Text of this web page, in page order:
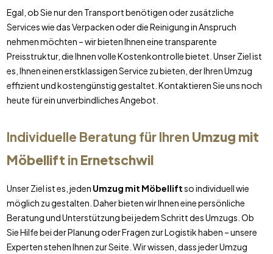
Egal, ob Sie nur den Transport benötigen oder zusätzliche
Services wie das Verpacken oder die Reinigung in Anspruch
nehmen möchten – wir bieten Ihnen eine transparente
Preisstruktur, die Ihnen volle Kostenkontrolle bietet. Unser Ziel ist
es, Ihnen einen erstklassigen Service zu bieten, der Ihren Umzug
effizient und kostengünstig gestaltet. Kontaktieren Sie uns noch
heute für ein unverbindliches Angebot.
Individuelle Beratung für Ihren Umzug mit
Möbellift in Ernetschwil
Unser Ziel ist es, jeden Umzug mit Möbelliftso individuell wie
möglich zu gestalten. Daher bieten wir Ihnen eine persönliche
Beratung und Unterstützung bei jedem Schritt des Umzugs. Ob
Sie Hilfe bei der Planung oder Fragen zur Logistik haben – unsere
Experten stehen Ihnen zur Seite. Wir wissen, dass jeder Umzug